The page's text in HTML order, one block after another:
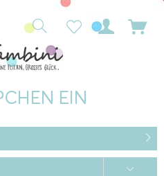
EIN